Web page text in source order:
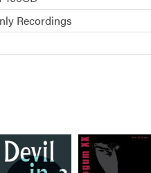
Recordings